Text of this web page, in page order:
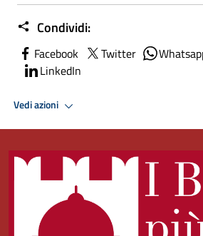
Condividi:
Facebook Twitter
LinkedIn
Vedi azioni